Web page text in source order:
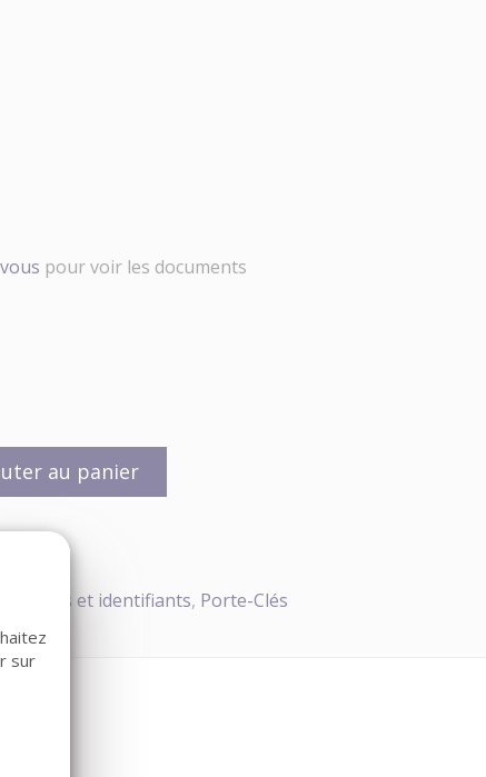
pour voir les documents
au panier
Badges et identifiants, Porte-Clés
sur